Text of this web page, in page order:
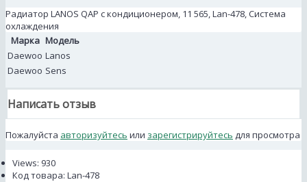
Радиатор LANOS QAP c кондиционером, 11 565, Lan-478, Система
охлаждения
Марка Модель
Daewoo Lanos
Daewoo Sens
Написать отзыв
Пожалуйста авторизуйтесь или зарегистрируйтесь для просмотра
Views: 930
Код товара: Lan-478